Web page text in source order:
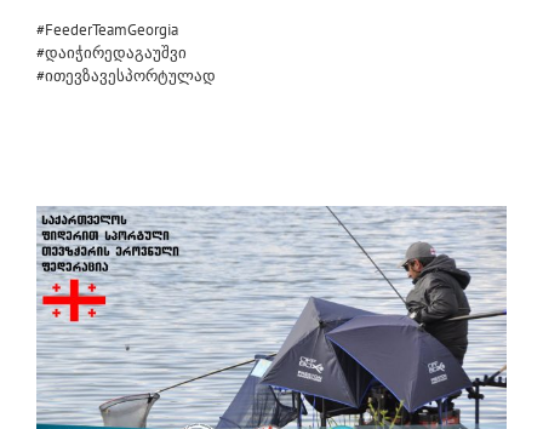
#FeederTeamGeorgia
#დაიჭირედაგაუშვი
#ითევზავესპორტულად